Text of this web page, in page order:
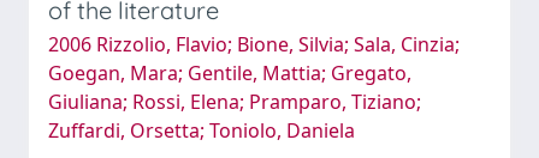
of the literature
2006 Rizzolio, Flavio; Bione, Silvia; Sala, Cinzia;
Goegan, Mara; Gentile, Mattia; Gregato,
Giuliana; Rossi, Elena; Pramparo, Tiziano;
Zuffardi, Orsetta; Toniolo, Daniela